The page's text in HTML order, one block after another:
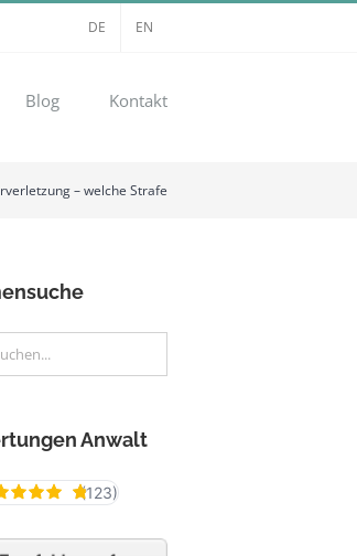
DE EN
Blog Kontakt
– welche Strafe
Anwalt